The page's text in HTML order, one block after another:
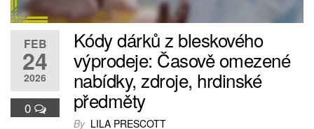
FEB
24
2026
0
Kódy dárků z bleskového
výprodeje: Časově omezené
nabídky, zdroje, hrdinské
předměty
By LILA PRESCOTT